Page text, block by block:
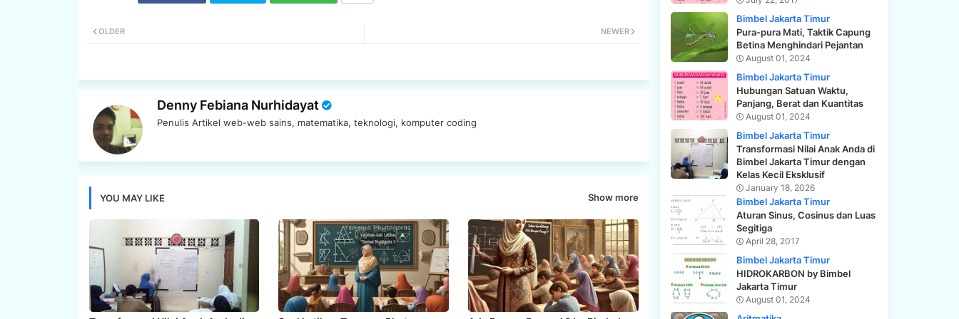
NEWER
OLDER
Denny Febiana Nurhidayat
Penulis Artikel web-web sains, matematika, teknologi, komputer coding
YOU MAY LIKE Show more
Bimbel Jakarta Timur
Pura-pura Mati, Taktik Capung
Betina Menghindari Pejantan
August 01, 2024
Bimbel Jakarta Timur
Hubungan Satuan Waktu,
Panjang, Berat dan Kuantitas
August 01, 2024
Bimbel Jakarta Timur
Transformasi Nilai Anak Anda di
Bimbel Jakarta Timur dengan
Kelas Kecil Eksklusif
January 18, 2026
Bimbel Jakarta Timur
Aturan Sinus, Cosinus dan Luas
Segitiga
April 28, 2017
Bimbel Jakarta Timur
HIDROKARBON by Bimbel
Jakarta Timur
August 01, 2024